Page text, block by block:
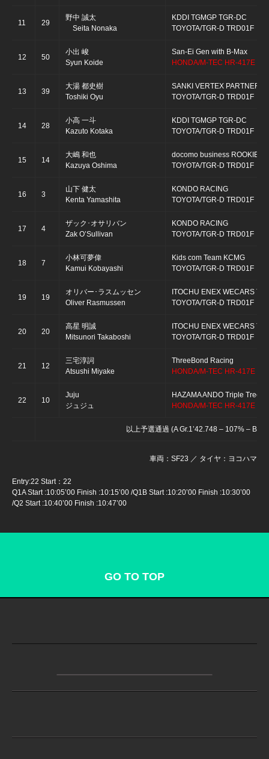
11 29
野中 誠太
Seita Nonaka
KDDI TGMGP TGR-DC
TOYOTA/TGR-D TRD01F
12 50
小出 峻
Syun Koide
San-Ei Gen with B-Max
HONDA/M-TEC HR-417E
13 39
大湯 都史樹
Toshiki Oyu
SANKI VERTEX PARTNERS
TOYOTA/TGR-D TRD01F
14 28
小高 一斗
Kazuto Kotaka
KDDI TGMGP TGR-DC
TOYOTA/TGR-D TRD01F
15 14
大嶋 和也
Kazuya Oshima
docomo business ROOKIE
TOYOTA/TGR-D TRD01F
16 3
山下 健太
Kenta Yamashita
KONDO RACING
TOYOTA/TGR-D TRD01F
17 4
ザック･オサリバン
Zak O’Sullivan
KONDO RACING
TOYOTA/TGR-D TRD01F
18 7
小林可夢偉
Kamui Kobayashi
Kids com Team KCMG
TOYOTA/TGR-D TRD01F
19 19
オリバー･ラスムッセン
Oliver Rasmussen
ITOCHU ENEX WECARS
TOYOTA/TGR-D TRD01F
20 20
高星 明誠
Mitsunori Takaboshi
ITOCHU ENEX WECARS
TOYOTA/TGR-D TRD01F
21 12
三宅淳詞
Atsushi Miyake
ThreeBond Racing
HONDA/M-TEC HR-417E
22 10
Juju
ジュジュ
HAZAMA ANDO Triple Tree
HONDA/M-TEC HR-417E
以上予選通過 (A Gr.1’42.748 – 107% – B
車両：SF23 ／ タイヤ：ヨコハマ
Entry:22 Start：22
Q1A Start :10:05’00 Finish :10:15’00 /Q1B Start :10:20’00 Finish :10:30’00
/Q2 Start :10:40’00 Finish :10:47’00
GO TO TOP